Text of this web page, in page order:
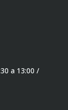
a 13:00 /